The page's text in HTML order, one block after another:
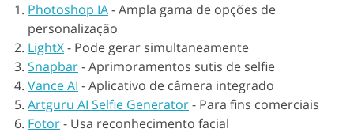
Photoshop IA-Ampla gama de opções de
personalização
LightX- Pode gerar simultaneamente
Snapbar-Aprimoramentos sutis de selfie
Vance AI -Aplicativo de câmera integrado
Artguru AI Selfie Generator- Para fins comerciais
Fotor- Usa reconhecimento facial